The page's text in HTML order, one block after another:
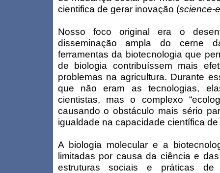
cientifica de gerar inovação (science-
Nosso foco original era o
disseminação ampla do cerne
ferramentas da biotecnologia que
de biologia contribuíssem mais
problemas na agricultura. Durante
que não eram as tecnologias,
cientistas, mas o complexo
causando o obstáculo mais sério
igualdade na capacidade científica
A biologia molecular e a
limitadas por causa da ciência e
estruturas sociais e práticas